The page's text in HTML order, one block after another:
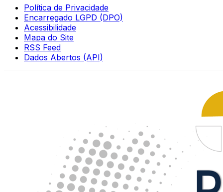
Política de Privacidade
Encarregado LGPD (DPO)
Acessibilidade
Mapa do Site
RSS Feed
Dados Abertos (API)